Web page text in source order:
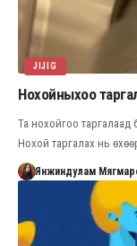
JIJIG
Нохойныхоо
Та нохойгоо таргалаад
Нохой таргалах нь
Янжиндулам